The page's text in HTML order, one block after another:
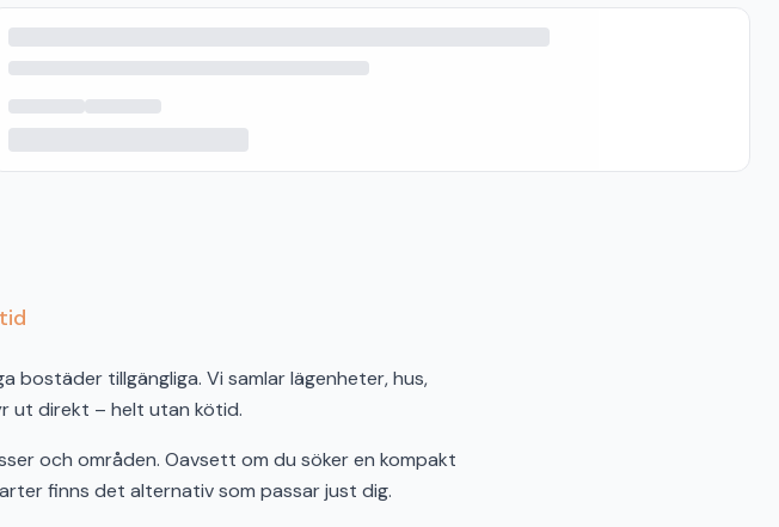
tillgängliga. Vi samlar lägenheter, hus,
ut direkt – helt utan kötid.
och områden. Oavsett om du söker en kompakt
finns det alternativ som passar just dig.